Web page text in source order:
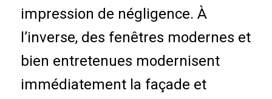
impression de négligence. À
l’inverse, des fenêtres modernes et
bien entretenues modernisent
immédiatement la façade et